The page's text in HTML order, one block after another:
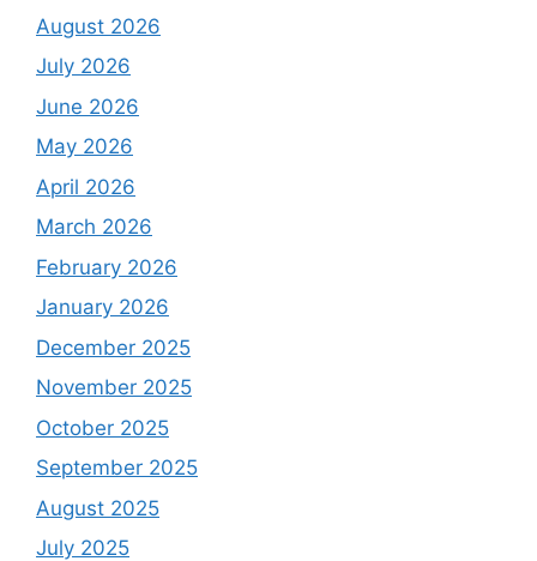
August 2026
July 2026
June 2026
May 2026
April 2026
March 2026
February 2026
January 2026
December 2025
November 2025
October 2025
September 2025
August 2025
July 2025